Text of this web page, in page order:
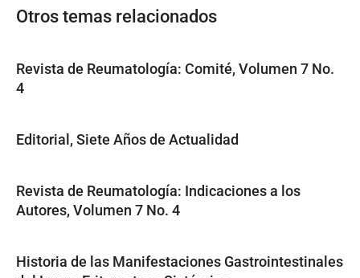
Otros temas relacionados
Revista de Reumatología: Comité, Volumen 7 No.
4
Editorial, Siete Años de Actualidad
Revista de Reumatología: Indicaciones a los
Autores, Volumen 7 No. 4
Historia de las Manifestaciones Gastrointestinales